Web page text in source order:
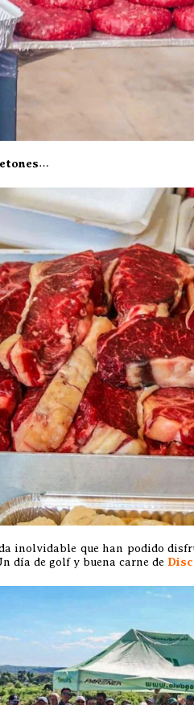
…
inolvidable que han podido
día de golf y buena carne de